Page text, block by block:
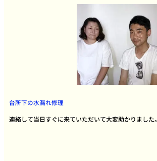
台所下の水漏れ修理
連絡して当日すぐに来ていただいて大変助かりました。